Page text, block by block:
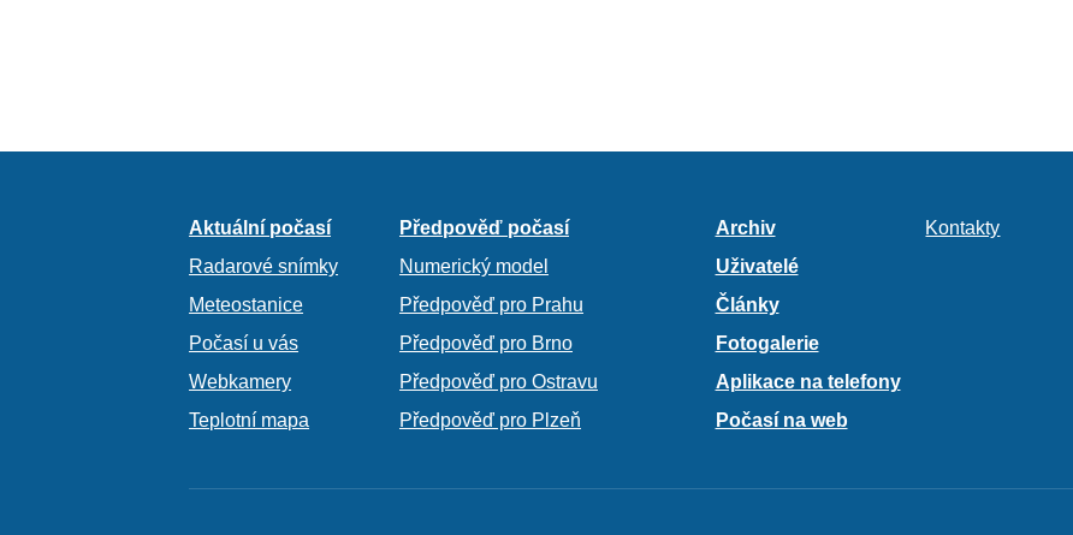
Aktuální počasí
Radarové snímky
Meteostanice
Počasí u vás
Webkamery
Teplotní mapa
Předpověď počasí
Numerický model
Předpověď pro Prahu
Předpověď pro Brno
Předpověď pro Ostravu
Předpověď pro Plzeň
Archiv
Uživatelé
Články
Fotogalerie
Aplikace na telefony
Počasí na web
Kontakty